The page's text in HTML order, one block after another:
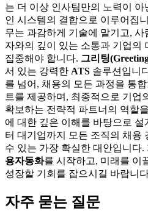
는 더 이상 인사팀만의 노력이
인 시스템의 결합으로 이루어집
무는 과감하게 기술에 맡기고, 사
자와의 깊이 있는 소통과 기업의
집중해야 합니다. 그리팅
서 있는 강력한 ATS 솔루션입니
를 넘어, 채용의 모든 과정을 통
트를 제공하며, 최종적으로 기업
확보하는 전략적 파트너의 역할
에 대한 깊은 이해를 바탕으로 설
터 대기업까지 모든 조직의 채용
수 있는 가장 확실한 대안입니다.
용자동화를 시작하고, 미래를 이
성장할 기회를 잡으시길 바랍니
자주 묻는 질문